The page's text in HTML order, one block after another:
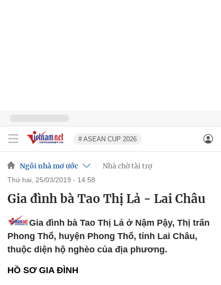
# ASEAN CUP 2026
Ngôi nhà mơ ước Nhà chờ tài trợ
thứ hai, 25/03/2019 - 14:58
Gia đình bà Tao Thị Lả - Lai Châu
Gia đình bà Tao Thị Lả ở Nậm Pậy, Thị trấn
Phong Thổ, huyện Phong Thổ, tỉnh Lai Châu,
thuộc diện hộ nghèo của địa phương.
HỒ SƠ GIA ĐÌNH